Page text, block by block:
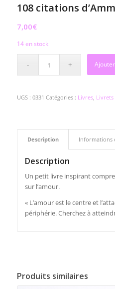
108 citations
7,00€
14 en stock
UGS : 0331 Catégories : Livres, Livrets
Description Informations
Description
Un petit livre inspirant
sur l’amour.
« L’amour est le centre et
périphérie. Cherchez à
Produits similaires